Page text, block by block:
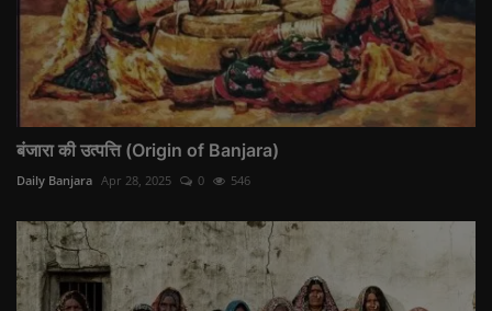
बंजारा की उत्पत्ति (Origin of Banjara)
Daily Banjara Apr 28, 2025 0 546